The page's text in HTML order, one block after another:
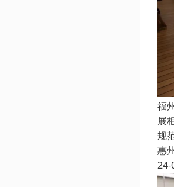
福
展
规
惠
24-